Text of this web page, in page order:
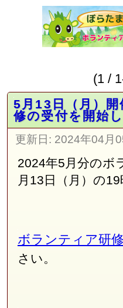
(1 /
5月13日（月）
修の受付を開始
更新日: 2024年04月
2024年5月分のボ
月13日（月）の19
ボランティア研修
さい。